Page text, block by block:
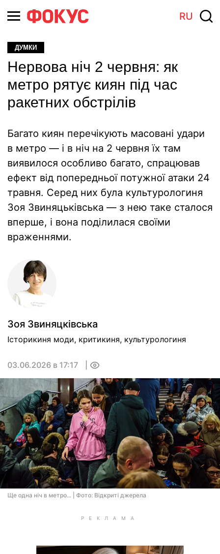
RU
ДУМКИ
Нервова ніч 2 червня: як
метро рятує киян під час
ракетних обстрілів
Багато киян перечікують масовані удари
в метро — і в ніч на 2 червня їх там
виявилося особливо багато, спрацював
ефект від попередньої потужної атаки 24
травня. Серед них була культурологиня
Зоя Звиняцьківська — з нею таке сталося
вперше, і вона поділилася своїми
враженнями.
Зоя Звиняцківська
Історикиня моди, критикиня, культурологиня
03.06.2026 в 17:17
Ще одна нiч в метро... | Фото: Відкриті джерела